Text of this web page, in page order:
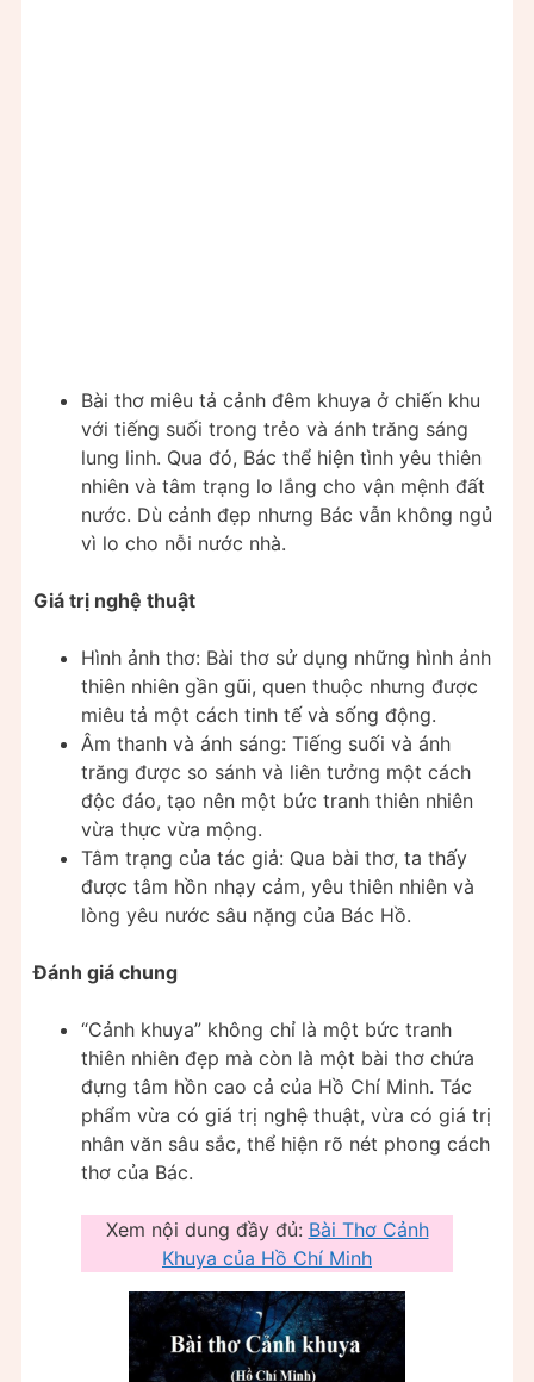
Bài thơ miêu tả cảnh đêm khuya ở chiến khu
với tiếng suối trong trẻo và ánh trăng sáng
lung linh. Qua đó, Bác thể hiện tình yêu thiên
nhiên và tâm trạng lo lắng cho vận mệnh đất
nước. Dù cảnh đẹp nhưng Bác vẫn không ngủ
vì lo cho nỗi nước nhà.
Giá trị nghệ thuật
Hình ảnh thơ: Bài thơ sử dụng những hình ảnh
thiên nhiên gần gũi, quen thuộc nhưng được
miêu tả một cách tinh tế và sống động.
Âm thanh và ánh sáng: Tiếng suối và ánh
trăng được so sánh và liên tưởng một cách
độc đáo, tạo nên một bức tranh thiên nhiên
vừa thực vừa mộng.
Tâm trạng của tác giả: Qua bài thơ, ta thấy
được tâm hồn nhạy cảm, yêu thiên nhiên và
lòng yêu nước sâu nặng của Bác Hồ.
Đánh giá chung
“Cảnh khuya” không chỉ là một bức tranh
thiên nhiên đẹp mà còn là một bài thơ chứa
đựng tâm hồn cao cả của Hồ Chí Minh. Tác
phẩm vừa có giá trị nghệ thuật, vừa có giá trị
nhân văn sâu sắc, thể hiện rõ nét phong cách
thơ của Bác.
Xem nội dung đầy đủ: Bài Thơ Cảnh
Khuya của Hồ Chí Minh